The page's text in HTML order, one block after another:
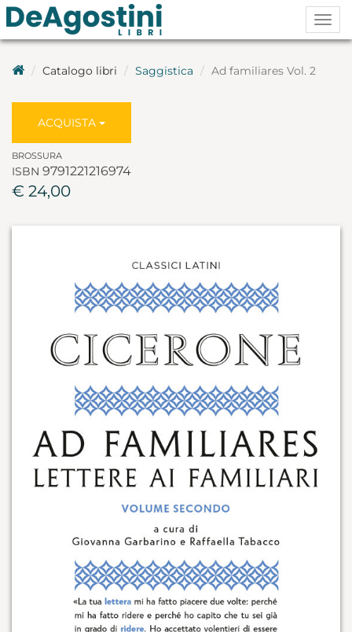
Catalogo libri Saggistica Ad familiares Vol. 2
ACQUISTA
BROSSURA
ISBN 9791221216974
€ 24,00